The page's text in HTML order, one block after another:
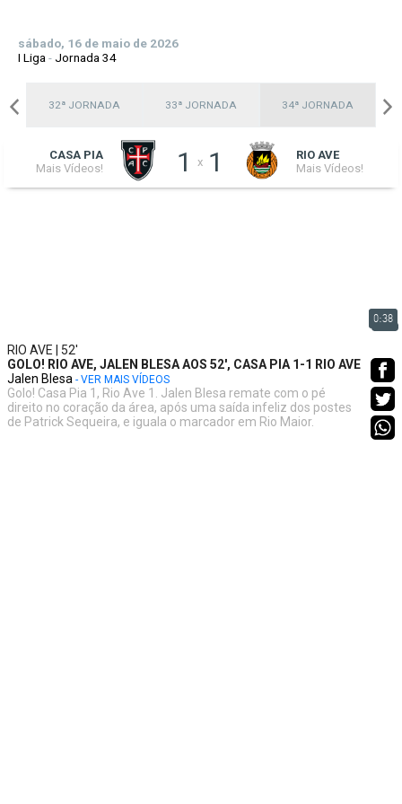
sábado, 16 de maio de 2026
I Liga -Jornada 34
32ª JORNADA 33ª JORNADA 34ª JORNADA
CASA PIA
Mais Vídeos!
1 x 1
RIO AVE
Mais Vídeos!
0:38
RIO AVE | 52'
GOLO! RIO AVE, JALEN BLESA AOS 52', CASA PIA 1-1 RIO AVE
Jalen Blesa - VER MAIS VÍDEOS
Golo! Casa Pia 1, Rio Ave 1. Jalen Blesa remate com o pé
direito no coração da área, após uma saída infeliz dos postes
de Patrick Sequeira, e iguala o marcador em Rio Maior.